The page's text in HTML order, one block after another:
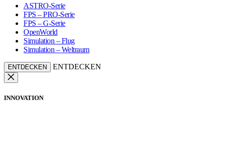
ASTRO-Serie
FPS – PRO-Serie
FPS – G-Serie
OpenWorld
Simulation – Flug
Simulation – Weltraum
ENTDECKEN ENTDECKEN
INNOVATION